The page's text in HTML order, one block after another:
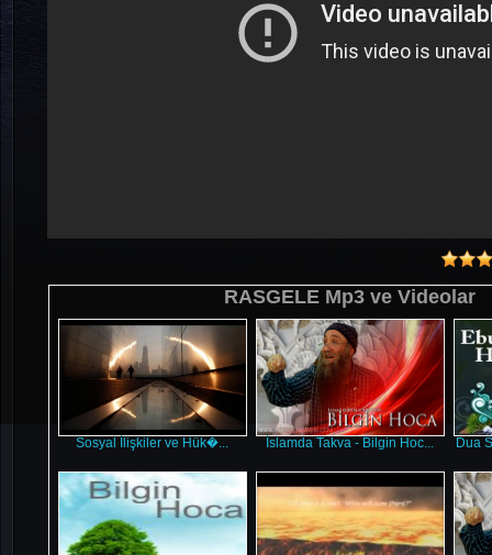
RASGELE Mp3 ve Videolar
Sosyal İlişkiler ve Hük�... İslamda Takva - Bilgin Hoc... Dua